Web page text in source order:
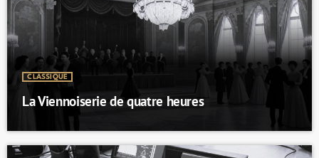
CLASSIQUE
La Viennoiserie de quatre heures